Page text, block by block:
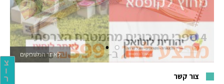
צ
ו
ר
לאתר המשחקים
צור קשר